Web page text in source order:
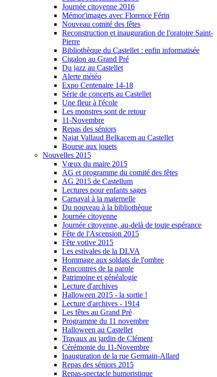
Journée citoyenne 2016
Mémor'images avec Florence Férin
Nouveau comité des fêtes
Reconstruction et inauguration de l'oratoire Saint-
Pierre
Bibliothèque du Castellet : enfin informatisée
Cigalon au Grand Pré
Du jazz au Castellet
Alerte météo
Expo Centenaire 14-18
Série de concerts au Castellet
Une fleur à l'école
Les monstres sont de retour
11-Novembre
Repas des séniors
Najat Vallaud Belkacem au Castellet
Bourse aux jouets
Nouvelles 2015
Vœux du maire 2015
AG et programme du comité des fêtes
AG 2015 de Castellum
Lectures pour enfants sages
Carnaval à la maternelle
Du nouveau à la bibliothèque
Journée citoyenne
Journée citoyenne, au-delà de toute espérance
Fête de l'Ascension 2015
Fête votive 2015
Les estivales de la DLVA
Hommage aux soldats de l'ombre
Rencontres de la parole
Patrimoine et généalogie
Lecture d'archives
Halloween 2015 - la sortie !
Lecture d'archives - 1914
Les fêtes au Grand Pré
Programme du 11 novembre
Halloween au Castellet
Travaux au jardin de Clément
Cérémonie du 11-Novembre
Inauguration de la rue Germain-Allard
Repas des séniors 2015
Repas-spectacle humoristique